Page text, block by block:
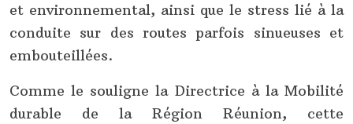
et environnemental, ainsi que le stress lié à la
conduite sur des routes parfois sinueuses et
embouteillées.
Comme le souligne la Directrice à la Mobilité
durable de la Région Réunion, cette